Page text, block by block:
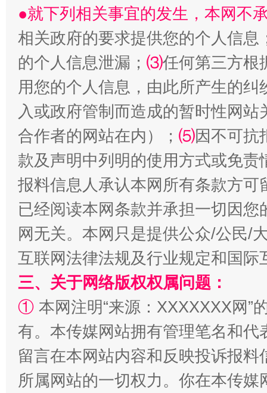
“刷贴”乱象丛生
生
揭批美国五大"原罪" "炒
解纷+调解+退费，一次搞定
●就下列相关事宜的发生，本网不
相关政府的要求提供您的个人信息
的个人信息泄漏； ⑶任何第三方根
用您的个人信息，由此所产生的纠
入或政府管制而造成的暂时性网
合作者的网站在内）； ⑸因不可抗
款及声明中列明的使用方式或免责
报料信息人承认本网所有条款方
已经阅读本网条款并承担一切因
网无关。本网只是提供公众/公民/
互联网法律法规及行业规定和国
三、关于网络版权权属问题：
① 本网注明“来源：XXXXXXX网”
有。本传媒网站拥有管理笔名和
留言在本网站内容和反映投诉报
所属网站的一切权力。你在本传